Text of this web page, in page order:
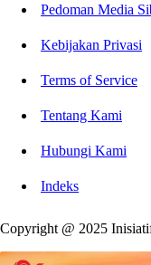
Pedoman Media
Kebijakan Privasi
Terms of Service
Tentang Kami
Hubungi Kami
Indeks
Copyright @ 2025